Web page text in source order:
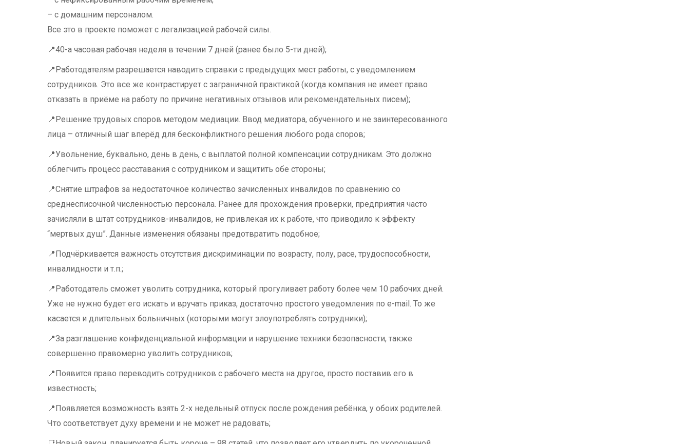
– с домашним персоналом.
Все это в проекте поможет с легализацией рабочей силы.
📍40-а часовая рабочая неделя в течении 7 дней (ранее было 5-ти дней);
📍Работодателям разрешается наводить справки с предыдущих мест работы, с уведомлением
сотрудников. Это все же контрастирует с заграничной практикой (когда компания не имеет право
отказать в приёме на работу по причине негативных отзывов или рекомендательных писем);
📍Решение трудовых споров методом медиации. Ввод медиатора, обученного и не заинтересованного
лица – отличный шаг вперёд для бесконфликтного решения любого рода споров;
📍Увольнение, буквально, день в день, с выплатой полной компенсации сотрудникам. Это должно
облегчить процесс расставания с сотрудником и защитить обе стороны;
📍Снятие штрафов за недостаточное количество зачисленных инвалидов по сравнению со
среднесписочной численностью персонала. Ранее для прохождения проверки, предприятия часто
зачисляли в штат сотрудников-инвалидов, не привлекая их к работе, что приводило к эффекту
“мертвых душ”. Данные изменения обязаны предотвратить подобное;
📍Подчёркивается важность отсутствия дискриминации по возрасту, полу, расе, трудоспособности,
инвалидности и т.п.;
📍Работодатель сможет уволить сотрудника, который прогуливает работу более чем 10 рабочих дней.
Уже не нужно будет его искать и вручать приказ, достаточно простого уведомления по e-mail. То же
касается и длительных больничных (которыми могут злоупотреблять сотрудники);
📍За разглашение конфиденциальной информации и нарушение техники безопасности, также
совершенно правомерно уволить сотрудников;
📍Появится право переводить сотрудников с рабочего места на другое, просто поставив его в
известность;
📍Появляется возможность взять 2-х недельный отпуск после рождения ребёнка, у обоих родителей.
Что соответствует духу времени и не может не радовать;